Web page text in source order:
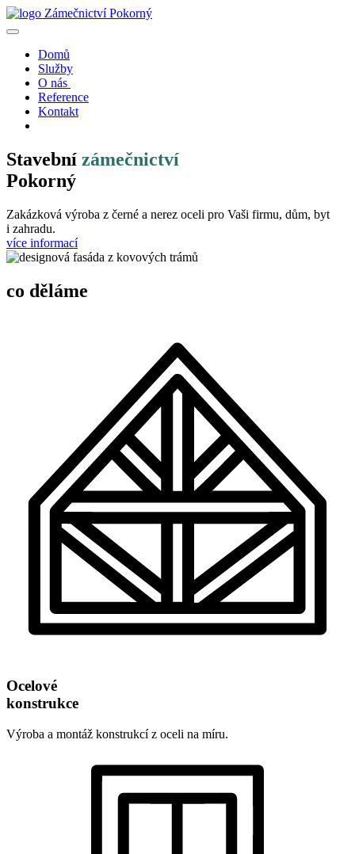
Domů
Služby
O nás
Reference
Kontakt
Stavební zámečnictví
Pokorný
Zakázková výroba z černé a nerez oceli pro Vaši firmu, dům, byt
i zahradu.
více informací
co děláme
Ocelové
konstrukce
Výroba a montáž konstrukcí z oceli na míru.